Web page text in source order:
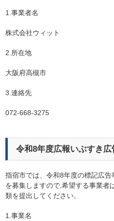
1.事業者名
株式会社ウィット
2.所在地
大阪府高槻市
3.連絡先
072-668-3275
令和8年度広報いぶすき
指宿市では、令和8年度の標記広
を募集しますので,希望する事業者
類を提出してください。
1.事業名